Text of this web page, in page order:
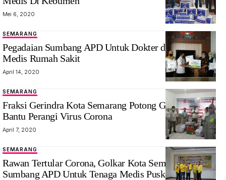
Mei 6, 2020
SEMARANG
Pegadaian Sumbang APD Untuk Dokter dan Tenaga
Medis Rumah Sakit
April 14, 2020
SEMARANG
Fraksi Gerindra Kota Semarang Potong Gaji Untuk
Bantu Perangi Virus Corona
April 7, 2020
SEMARANG
Rawan Tertular Corona, Golkar Kota Semarang
Sumbang APD Untuk Tenaga Medis Puskemas